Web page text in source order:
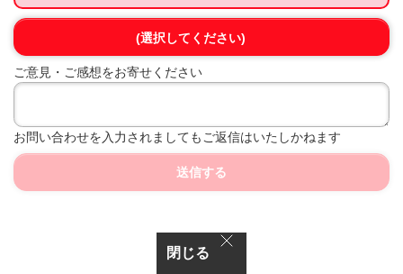
(選択してください)
ご意見・ご感想をお寄せください
お問い合わせを入力されましてもご返信はいたしかねます
送信する
閉じる